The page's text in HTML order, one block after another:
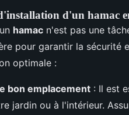
d'un hamac
hamac n'est pas une
pour garantir la sécurité
optimale :
bon emplacement : Il est
jardin ou à l'intérieur.